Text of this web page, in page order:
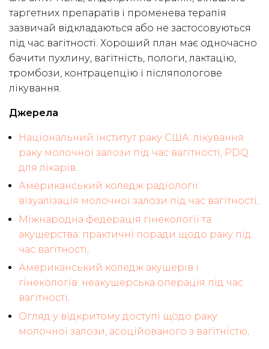
таргетних препаратів і променева терапія
зазвичай відкладаються або не застосовуються
під час вагітності. Хороший план має одночасно
бачити пухлину, вагітність, пологи, лактацію,
тромбози, контрацепцію і післяпологове
лікування.
Джерела
Національний інститут раку США: лікування
раку молочної залози під час вагітності, PDQ
для лікарів
Американський коледж радіології:
візуалізація молочної залози під час вагітності.
Міжнародна федерація гінекології та
акушерства: практичні поради щодо раку під
час вагітності
Американський коледж акушерів і
гінекологів: неакушерська операція під час
вагітності.
Огляд у відкритому доступі щодо раку
молочної залози, асоційованого з вагітністю.